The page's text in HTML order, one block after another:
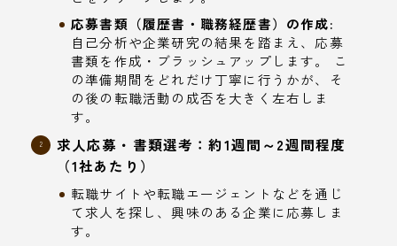
応募書類（履歴書・職務経歴書）の作成:
自己分析や企業研究の結果を踏まえ、応募
書類を作成・ブラッシュアップします。 こ
の準備期間をどれだけ丁寧に行うかが、そ
の後の転職活動の成否を大きく左右しま
す。
求人応募・書類選考：約1週間～2週間程度
（1社あたり）
転職サイトや転職エージェントなどを通じ
て求人を探し、興味のある企業に応募しま
す。